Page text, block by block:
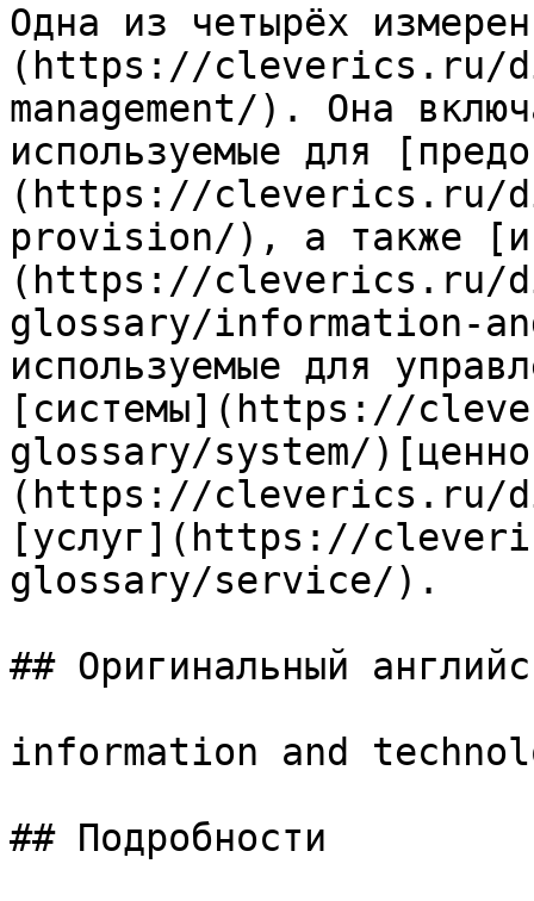
Одна из четырёх
(https://cleverics.ru/
management/). Она
используемые для
(https://cleverics.ru/
provision/), а также
(https://cleverics.ru/
glossary/information-
используемые для
[системы](https://
glossary/system/
(https://cleverics.ru/
[услуг](https://
glossary/service/).
## Оригинальный
information and
## Подробности